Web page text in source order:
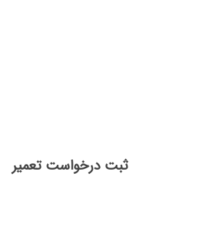
ثبت
درخواست
ثبت درخواست تعمیر